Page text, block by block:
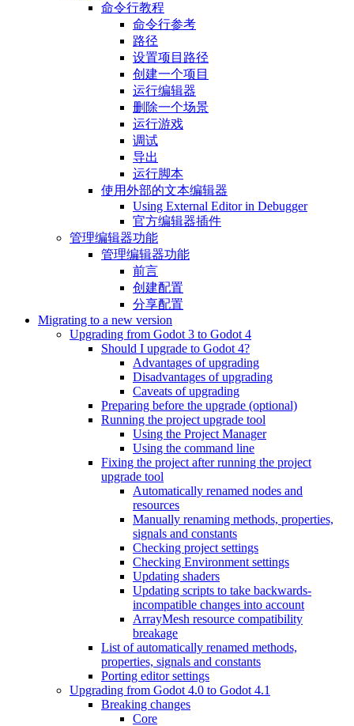
命令行教程
命令行参考
路径
设置项目路径
创建一个项目
运行编辑器
删除一个场景
运行游戏
调试
导出
运行脚本
使用外部的文本编辑器
Using External Editor in Debugger
官方编辑器插件
管理编辑器功能
管理编辑器功能
前言
创建配置
分享配置
Migrating to a new version
Upgrading from Godot 3 to Godot 4
Should I upgrade to Godot 4?
Advantages of upgrading
Disadvantages of upgrading
Caveats of upgrading
Preparing before the upgrade (optional)
Running the project upgrade tool
Using the Project Manager
Using the command line
Fixing the project after running the project
upgrade tool
Automatically renamed nodes and
resources
Manually renaming methods, properties,
signals and constants
Checking project settings
Checking Environment settings
Updating shaders
Updating scripts to take backwards-
incompatible changes into account
ArrayMesh resource compatibility
breakage
List of automatically renamed methods,
properties, signals and constants
Porting editor settings
Upgrading from Godot 4.0 to Godot 4.1
Breaking changes
Core